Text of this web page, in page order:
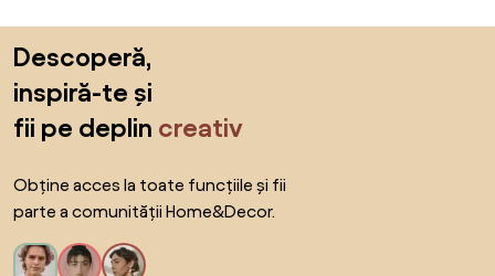
Descoperă,
inspiră-te și
fii pe deplin creativ
Obține acces la toate funcțiile și fii
parte a comunității Home&Decor.